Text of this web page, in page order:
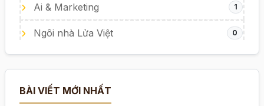
Ai & Marketing 1
Ngôi nhà Lửa Việt 0
BÀI VIẾT MỚI NHẤT